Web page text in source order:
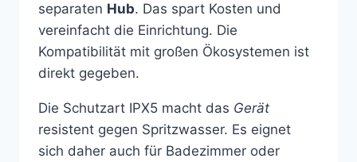
separaten Hub. Das spart Kosten und
vereinfacht die Einrichtung. Die
Kompatibilität mit großen Ökosystemen ist
direkt gegeben.
Die Schutzart IPX5 macht das Gerät
resistent gegen Spritzwasser. Es eignet
sich daher auch für Badezimmer oder